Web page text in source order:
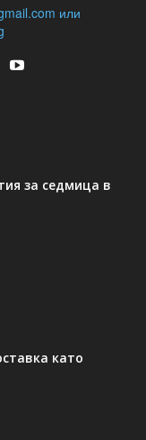
или
за седмица в
като